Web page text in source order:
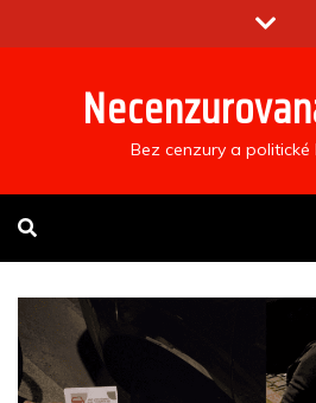
to
Bez cenzury a politické